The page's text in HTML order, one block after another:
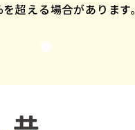
超える場合があります。